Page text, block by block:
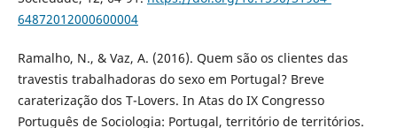
64872012000600004
Ramalho, N., & Vaz, A. (2016). Quem são os clientes das
travestis trabalhadoras do sexo em Portugal? Breve
caraterização dos T-Lovers. In Atas do IX Congresso
Português de Sociologia: Portugal, território de territórios.